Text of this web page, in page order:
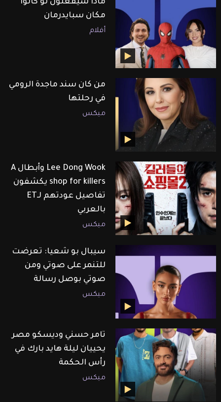
مكان سبايدرمان
أفلام
من كان سند ماجدة الرومي
في رحلتها
ميكس
Lee Dong Wook وأبطال A
shop for killers يكشفون
تفاصيل عودتهم لـET
بالعربي
ميكس
سيبال بو شعيا: تعرضت
للتنمر على صوتي ومن
صوتي بوصل رسالة
ميكس
تامر حسني وديسكو مصر
يحييان ليلة هايد بارك في
رأس الحكمة
ميكس